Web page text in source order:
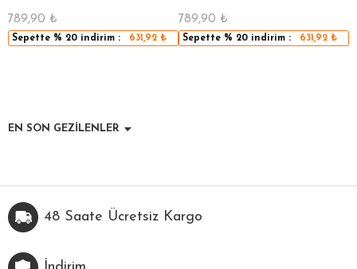
789,90 ₺
Sepette % 20 indirim : 631,92₺
789,90 ₺
Sepette % 20 indirim : 631,92₺
EN SON GEZİLENLER
48 Saate Ücretsiz Kargo